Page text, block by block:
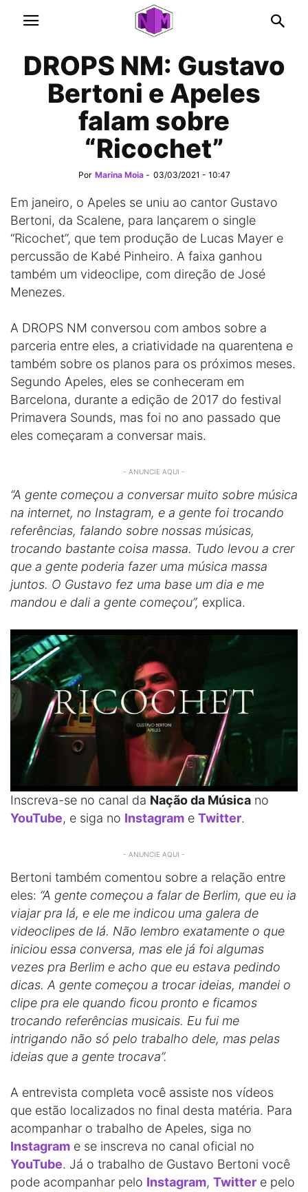
DROPS NM: Gustavo
Bertoni e Apeles
falam sobre
“Ricochet”
Por Marina Moia - 03/03/2021 - 10:47
Em janeiro, o Apeles se uniu ao cantor Gustavo
Bertoni, da Scalene, para lançarem o single
“Ricochet”, que tem produção de Lucas Mayer e
percussão de Kabé Pinheiro. A faixa ganhou
também um videoclipe, com direção de José
Menezes.
A DROPS NM conversou com ambos sobre a
parceria entre eles, a criatividade na quarentena e
também sobre os planos para os próximos meses.
Segundo Apeles, eles se conheceram em
Barcelona, durante a edição de 2017 do festival
Primavera Sounds, mas foi no ano passado que
eles começaram a conversar mais.
- ANUNCIE AQUI -
“A gente começou a conversar muito sobre música
na internet, no Instagram, e a gente foi trocando
referências, falando sobre nossas músicas,
trocando bastante coisa massa. Tudo levou a crer
que a gente poderia fazer uma música massa
juntos. O Gustavo fez uma base um dia e me
mandou e dali a gente começou”, explica.
Inscreva-se no canal da Nação da Música no
YouTube, e siga no Instagram e Twitter.
- ANUNCIE AQUI -
Bertoni também comentou sobre a relação entre
eles: “A gente começou a falar de Berlim, que eu ia
viajar pra lá, e ele me indicou uma galera de
videoclipes de lá. Não lembro exatamente o que
iniciou essa conversa, mas ele já foi algumas
vezes pra Berlim e acho que eu estava pedindo
dicas. A gente começou a trocar ideias, mandei o
clipe pra ele quando ficou pronto e ficamos
trocando referências musicais. Eu fui me
intrigando não só pelo trabalho dele, mas pelas
ideias que a gente trocava”.
A entrevista completa você assiste nos vídeos
que estão localizados no final desta matéria. Para
acompanhar o trabalho de Apeles, siga no
Instagram e se inscreva no canal oficial no
YouTube. Já o trabalho de Gustavo Bertoni você
pode acompanhar pelo Instagram, Twitter e pelo